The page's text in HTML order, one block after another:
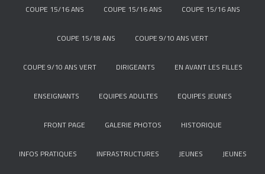
COUPE 15/16 ANS COUPE 15/16 ANS COUPE 15/16 ANS
COUPE 15/18 ANS COUPE 9/10 ANS VERT
COUPE 9/10 ANS VERT DIRIGEANTS EN AVANT LES FILLES
ENSEIGNANTS EQUIPES ADULTES EQUIPES JEUNES
FRONT PAGE GALERIE PHOTOS HISTORIQUE
INFOS PRATIQUES INFRASTRUCTURES JEUNES JEUNES